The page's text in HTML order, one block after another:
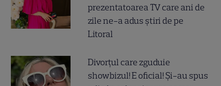
prezentatoarea TV care ani de
zile ne-a adus știri de pe
Litoral
Divorțul care zguduie
showbizul! E oficial! Și-au spus